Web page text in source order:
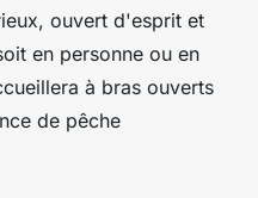
ouvert d'esprit et
en personne ou en
à bras ouverts
de pêche